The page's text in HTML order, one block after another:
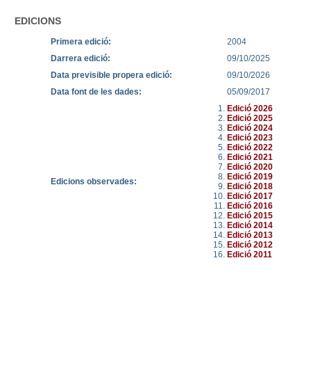
EDICIONS
Primera edició:
2004
Darrera edició:
09/10/2025
Data previsible propera edició:
09/10/2026
Data font de les dades:
05/09/2017
Edicions observades:
Edició 2026
Edició 2025
Edició 2024
Edició 2023
Edició 2022
Edició 2021
Edició 2020
Edició 2019
Edició 2018
Edició 2017
Edició 2016
Edició 2015
Edició 2014
Edició 2013
Edició 2012
Edició 2011